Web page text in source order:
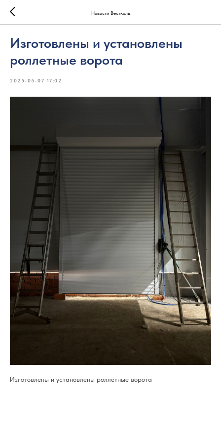
Новости Вестколд
Изготовлены и установлены
роллетные ворота
2025-05-07 17:02
Изготовлены и установлены роллетные ворота